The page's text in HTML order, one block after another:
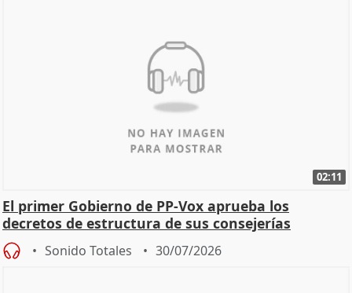
02:11
El primer Gobierno de PP-Vox aprueba los
decretos de estructura de sus consejerías
Sonido Totales 30/07/2026